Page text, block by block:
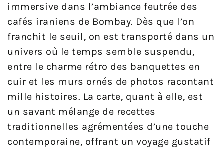
immersive dans l’ambiance feutrée des
cafés iraniens de Bombay. Dès que l’on
franchit le seuil, on est transporté dans un
univers où le temps semble suspendu,
entre le charme rétro des banquettes en
cuir et les murs ornés de photos racontant
mille histoires. La carte, quant à elle, est
un savant mélange de recettes
traditionnelles agrémentées d’une touche
contemporaine, offrant un voyage gustatif